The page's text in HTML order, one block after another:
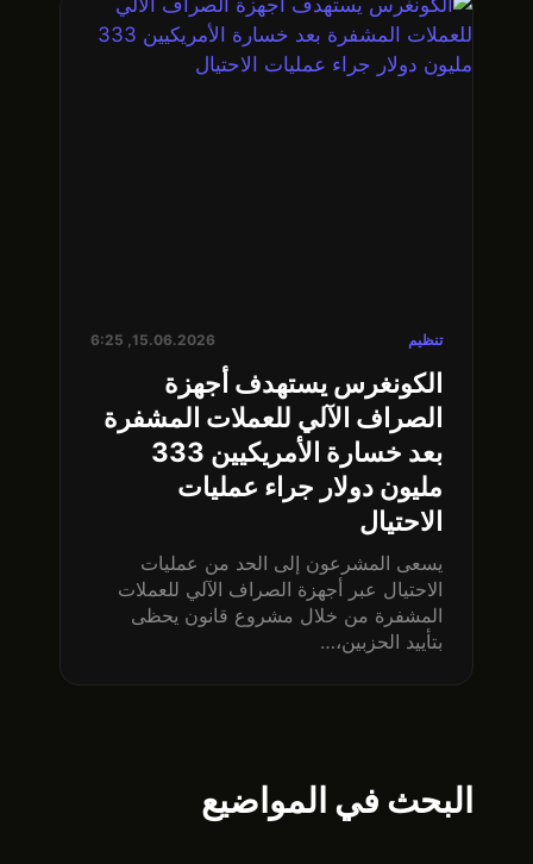
تنظيم 15.06.2026, 6:25
الكونغرس يستهدف أجهزة
الصراف الآلي للعملات المشفرة
بعد خسارة الأمريكيين 333
مليون دولار جراء عمليات
الاحتيال
يسعى المشرعون إلى الحد من عمليات
الاحتيال عبر أجهزة الصراف الآلي للعملات
المشفرة من خلال مشروع قانون يحظى
بتأييد الحزبين،…
البحث في المواضيع